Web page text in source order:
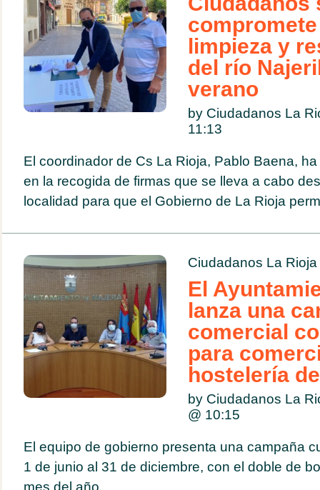
limpieza y
del río
verano
by Ciudadanos La
11:13
El coordinador de Cs La Rioja, Pablo Baena,
en la recogida de firmas que se lleva a cabo
localidad para que el Gobierno de La Rioja
Ciudadanos La Rioja
El
lanza una
comercial
para
hostelería
by Ciudadanos La
@ 10:15
El equipo de gobierno presenta una campaña
1 de junio al 31 de diciembre, con el doble de
mes del año.